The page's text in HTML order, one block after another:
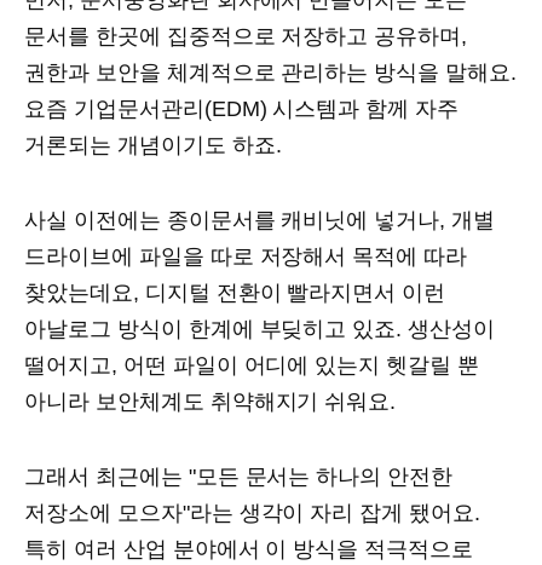
문서를 한곳에 집중적으로 저장하고 공유하며,
권한과 보안을 체계적으로 관리하는 방식을 말해요.
요즘 기업문서관리(EDM) 시스템과 함께 자주
거론되는 개념이기도 하죠.
사실 이전에는 종이문서를 캐비닛에 넣거나, 개별
드라이브에 파일을 따로 저장해서 목적에 따라
찾았는데요, 디지털 전환이 빨라지면서 이런
아날로그 방식이 한계에 부딪히고 있죠. 생산성이
떨어지고, 어떤 파일이 어디에 있는지 헷갈릴 뿐
아니라 보안체계도 취약해지기 쉬워요.
그래서 최근에는 "모든 문서는 하나의 안전한
저장소에 모으자"라는 생각이 자리 잡게 됐어요.
특히 여러 산업 분야에서 이 방식을 적극적으로